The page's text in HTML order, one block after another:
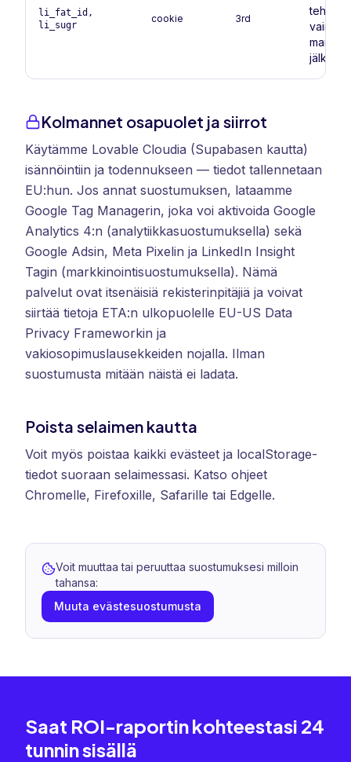
li_fat_id,
li_sugr
cookie 3rd
vain
jälkeen.
Kolmannet osapuolet ja siirrot
Käytämme Lovable Cloudia (Supabasen kautta)
isännöintiin ja todennukseen — tiedot tallennetaan
EU:hun. Jos annat suostumuksen, lataamme
Google Tag Managerin, joka voi aktivoida Google
Analytics 4:n (analytiikkasuostumuksella) sekä
Google Adsin, Meta Pixelin ja LinkedIn Insight
Tagin (markkinointisuostumuksella). Nämä
palvelut ovat itsenäisiä rekisterinpitäjiä ja voivat
siirtää tietoja ETA:n ulkopuolelle EU-US Data
Privacy Frameworkin ja
vakiosopimuslausekkeiden nojalla. Ilman
suostumusta mitään näistä ei ladata.
Poista selaimen kautta
Voit myös poistaa kaikki evästeet ja localStorage-
tiedot suoraan selaimessasi. Katso ohjeet
Chromelle, Firefoxille, Safarille tai Edgelle.
Voit muuttaa tai peruuttaa suostumuksesi milloin
tahansa:
Muuta evästesuostumusta
Saat ROI-raportin kohteestasi 24
tunnin sisällä